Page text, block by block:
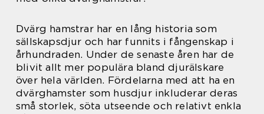
Dvärg hamstrar har en lång historia som
sällskapsdjur och har funnits i fångenskap i
århundraden. Under de senaste åren har de
blivit allt mer populära bland djurälskare
över hela världen. Fördelarna med att ha en
dvärghamster som husdjur inkluderar deras
små storlek, söta utseende och relativt enkla